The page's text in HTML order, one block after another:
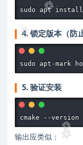
sudo apt install
4. 锁定版本（防
sudo apt-mark
5. 验证安装
cmake --version
输出应类似：